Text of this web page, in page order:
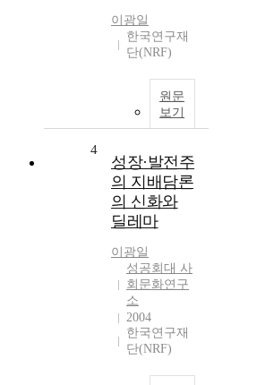
이광일
한국연구재
단(NRF)
원문
보기
4
성장·발전주
의 지배담론
의 신화와
딜레마
이광일
성공회대 사
회문화연구
소
2004
한국연구재
단(NRF)